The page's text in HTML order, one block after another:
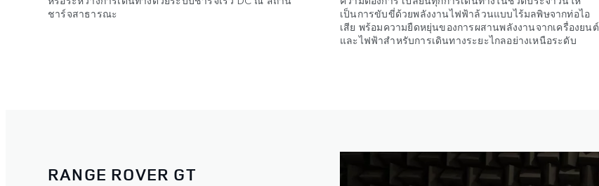
ชาร์จสาธารณะ
เป็นการขับขี่ด้วยพลังงานไฟฟ้าล้วนแบบไร้มลพิษจากท่อไอ
เสีย พร้อมความยืดหยุ่นของการผสานพลังงานจากเครื่องยนต์
และไฟฟ้าสำหรับการเดินทางระยะไกลอย่างเหนือระดับ
RANGE ROVER GT